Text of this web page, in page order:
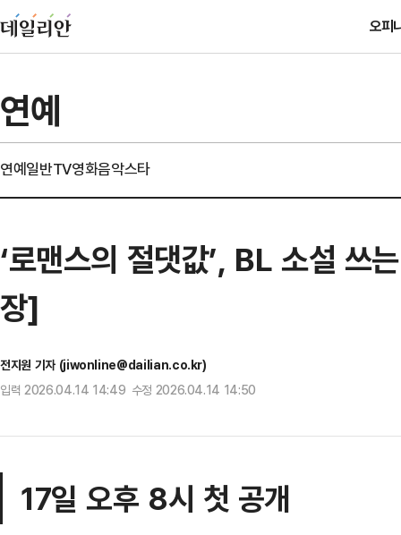
오피
연예
연예일반TV영화음악스타
‘로맨스의 절댓값’, BL 소설 쓰
장]
전지원 기자 (jiwonline@dailian.co.kr)
입력 2026.04.14 14:49 수정 2026.04.14 14:50
17일 오후 8시 첫 공개